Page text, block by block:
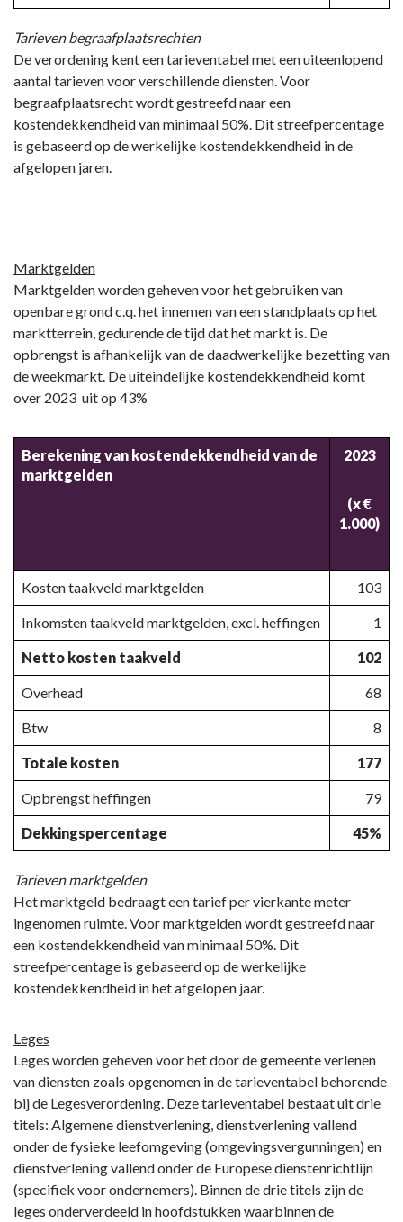
Tarieven begraafplaatsrechten
De verordening kent een tarieventabel met een uiteenlopend
aantal tarieven voor verschillende diensten. Voor
begraafplaatsrecht wordt gestreefd naar een
kostendekkendheid van minimaal 50%. Dit streefpercentage
is gebaseerd op de werkelijke kostendekkendheid in de
afgelopen jaren.
Marktgelden
Marktgelden worden geheven voor het gebruiken van
openbare grond c.q. het innemen van een standplaats op het
marktterrein, gedurende de tijd dat het markt is. De
opbrengst is afhankelijk van de daadwerkelijke bezetting van
de weekmarkt. De uiteindelijke kostendekkendheid komt
over 2023 uit op 43%
Berekening van kostendekkendheid van de
marktgelden
2023
(x €
1.000)
Kosten taakveld marktgelden 103
Inkomsten taakveld marktgelden, excl. heffingen 1
Netto kosten taakveld 102
Overhead 68
Btw 8
Totale kosten 177
Opbrengst heffingen 79
Dekkingspercentage 45%
Tarieven marktgelden
Het marktgeld bedraagt een tarief per vierkante meter
ingenomen ruimte. Voor marktgelden wordt gestreefd naar
een kostendekkendheid van minimaal 50%. Dit
streefpercentage is gebaseerd op de werkelijke
kostendekkendheid in het afgelopen jaar.
Leges
Leges worden geheven voor het door de gemeente verlenen
van diensten zoals opgenomen in de tarieventabel behorende
bij de Legesverordening. Deze tarieventabel bestaat uit drie
titels: Algemene dienstverlening, dienstverlening vallend
onder de fysieke leefomgeving (omgevingsvergunningen) en
dienstverlening vallend onder de Europese dienstenrichtlijn
(specifiek voor ondernemers). Binnen de drie titels zijn de
leges onderverdeeld in hoofdstukken waarbinnen de